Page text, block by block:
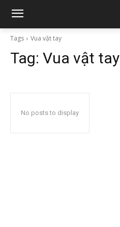
Tags Vua vật tay
Tag: Vua vật tay
No posts to display